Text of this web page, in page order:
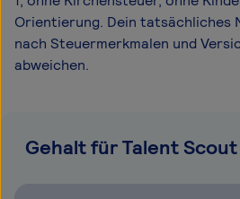
Orientierung. Dein tatsächliches
nach Steuermerkmalen und
abweichen.
Gehalt für Talent